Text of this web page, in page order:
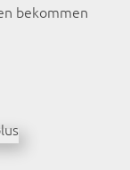
bekommen